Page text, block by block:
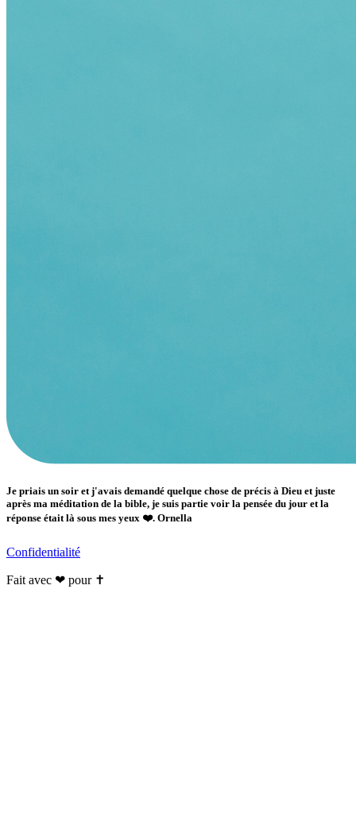
Je priais un soir et j'avais demandé quelque chose de précis à Dieu et juste
après ma méditation de la bible, je suis partie voir la pensée du jour et la
réponse était là sous mes yeux ❤️. Ornella
Confidentialité
Fait avec ❤ pour ✝️️